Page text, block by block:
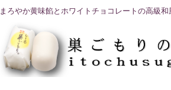
まろやか黄味餡とホワイトチョコレートの高級